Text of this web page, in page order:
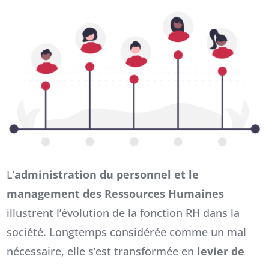
L’administration du personnel et le
management des Ressources Humaines
illustrent l’évolution de la fonction RH dans la
société. Longtemps considérée comme un mal
nécessaire, elle s’est transformée en levier de